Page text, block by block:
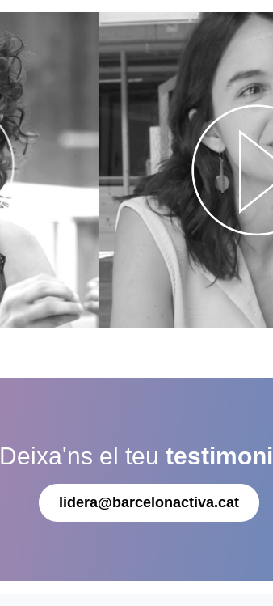
Deixa'ns el teu testimoni
lidera@barcelonactiva.cat